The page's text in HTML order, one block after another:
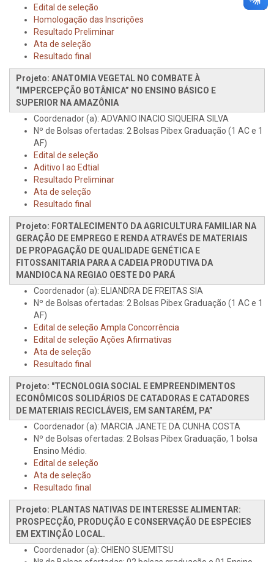
Edital de seleção
Homologação das Inscrições
Resultado Preliminar
Ata de seleção
Resultado final
Projeto: ANATOMIA VEGETAL NO COMBATE À
“IMPERCEPÇÃO BOTÂNICA” NO ENSINO BÁSICO E
SUPERIOR NA AMAZÔNIA
Coordenador (a): ADVANIO INACIO SIQUEIRA SILVA
Nº de Bolsas ofertadas: 2 Bolsas Pibex Graduação (1 AC e 1
AF)
Edital de seleção
Aditivo I ao Edtial
Resultado Preliminar
Ata de seleção
Resultado final
Projeto: FORTALECIMENTO DA AGRICULTURA FAMILIAR NA
GERAÇÃO DE EMPREGO E RENDA ATRAVÉS DE MATERIAIS
DE PROPAGAÇÃO DE QUALIDADE GENÉTICA E
FITOSSANITARIA PARA A CADEIA PRODUTIVA DA
MANDIOCA NA REGIAO OESTE DO PARÁ
Coordenador (a): ELIANDRA DE FREITAS SIA
Nº de Bolsas ofertadas: 2 Bolsas Pibex Graduação (1 AC e 1
AF)
Edital de seleção Ampla Concorrência
Edital de seleção Ações Afirmativas
Ata de seleção
Resultado final
Projeto: "TECNOLOGIA SOCIAL E EMPREENDIMENTOS
ECONÔMICOS SOLIDÁRIOS DE CATADORAS E CATADORES
DE MATERIAIS RECICLÁVEIS, EM SANTARÉM, PA”
Coordenador (a): MARCIA JANETE DA CUNHA COSTA
Nº de Bolsas ofertadas: 2 Bolsas Pibex Graduação, 1 bolsa
Ensino Médio.
Edital de seleção
Ata de seleção
Resultado final
Projeto: PLANTAS NATIVAS DE INTERESSE ALIMENTAR:
PROSPECÇÃO, PRODUÇÃO E CONSERVAÇÃO DE ESPÉCIES
EM EXTINÇÃO LOCAL.
Coordenador (a): CHIENO SUEMITSU